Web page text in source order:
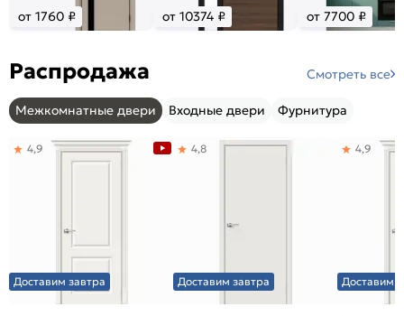
от 1760 ₽ от 10374 ₽ от 7700 ₽
Распродажа Смотреть все
Межкомнатные двери Входные двери Фурнитура
Доставим завтра
4,9
Доставим завтра
4,8
Доставим
4,9